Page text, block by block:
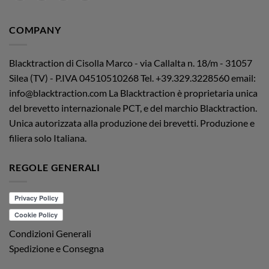
COMPANY
Blacktraction di Cisolla Marco - via Callalta n. 18/m - 31057
Silea (TV) - P.IVA 04510510268Tel. +39.329.3228560 email:
info@blacktraction.com La Blacktraction è proprietaria unica
del brevetto internazionale PCT, e del marchio Blacktraction.
Unica autorizzata alla produzione dei brevetti. Produzione e
filiera solo Italiana.
REGOLE GENERALI
Condizioni Generali
Spedizione e Consegna